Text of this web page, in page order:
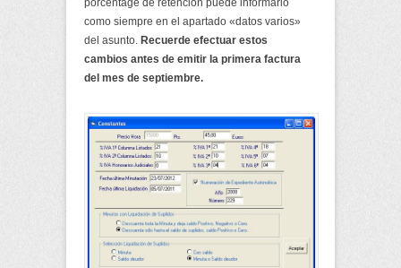
porcentage de retención puede informarlo
como siempre en el apartado «datos varios»
del asunto. Recuerde efectuar estos
cambios antes de emitir la primera factura
del mes de septiembre.